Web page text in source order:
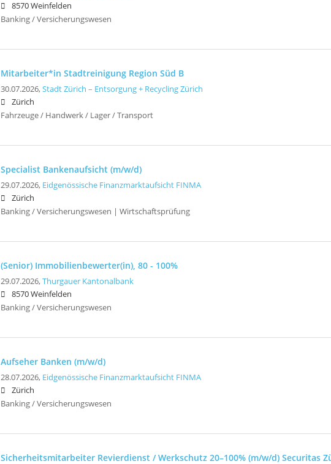
8570 Weinfelden
Banking / Versicherungswesen
Mitarbeiter*in Stadtreinigung Region Süd B
30.07.2026,Stadt Zürich – Entsorgung + Recycling Zürich
Zürich
Fahrzeuge / Handwerk / Lager / Transport
Specialist Bankenaufsicht (m/w/d)
29.07.2026, Eidgenössische Finanzmarktaufsicht FINMA
Zürich
Banking / Versicherungswesen | Wirtschaftsprüfung
(Senior) Immobilienbewerter(in), 80 - 100%
29.07.2026,Thurgauer Kantonalbank
8570 Weinfelden
Banking / Versicherungswesen
Aufseher Banken (m/w/d)
28.07.2026, Eidgenössische Finanzmarktaufsicht FINMA
Zürich
Banking / Versicherungswesen
Sicherheitsmitarbeiter Revierdienst / Werkschutz 20–100% (m/w/d) Securitas